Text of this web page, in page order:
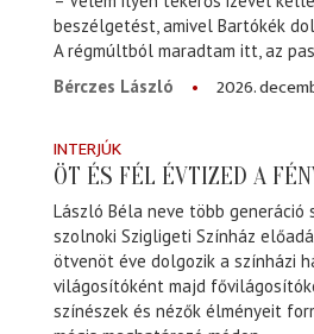
beszélgetést, amivel Bartókék
A régmúltból maradtam itt, az
Bérczes László
2026.
INTERJÚK
ÖT ÉS FÉL ÉVTIZED A
László Béla neve több generáció
szolnoki Szigligeti Színház
ötvenöt éve dolgozik a színházi
világosítóként majd
színészek és nézők élményeit